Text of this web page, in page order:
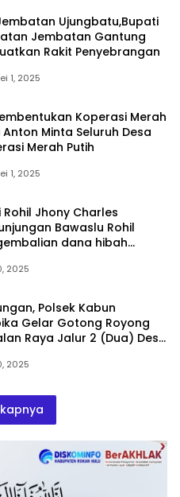
Ujungbatu,Bupati
Jembatan Gantung
Rakit Penyebrangan
1, 2025
Koperasi Merah
Anton Minta Seluruh Desa
Merah Putih
1, 2025
Jhony Charles
Bawaslu Rohil
dana hibah
sebesar 35 juta
2025
Polsek Kabun
Gelar Gotong Royong
Raya Jalur 2 (Dua) Desa
2025